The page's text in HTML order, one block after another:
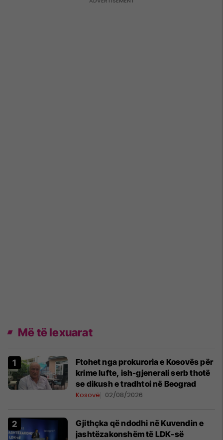
Më të lexuarat
Ftohet nga prokuroria e Kosovës për
krime lufte, ish-gjenerali serb thotë
se dikush e tradhtoi në Beograd
Kosovë 02/08/2026
Gjithçka që ndodhi në Kuvendin e
jashtëzakonshëm të LDK-së